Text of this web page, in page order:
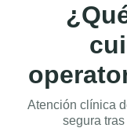
Atención clínica
segura